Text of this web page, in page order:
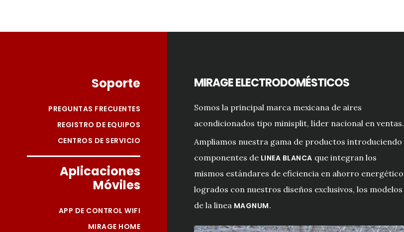
Soporte
PREGUNTAS FRECUENTES
REGISTRO DE EQUIPOS
CENTROS DE SERVICIO
Aplicaciones
Móviles
APP DE CONTROL WIFI
MIRAGE HOME
MIRAGE ELECTRODOMÉSTICOS
Somos la principal marca mexicana de aires
acondicionados tipo minisplit, líder nacional en ventas.
Ampliamos nuestra gama de productos introduciendo
componentes de LINEA BLANCA que integran los
mismos estándares de eficiencia en ahorro energético
logrados con nuestros diseños exclusivos, los modelos
de la linea MAGNUM.